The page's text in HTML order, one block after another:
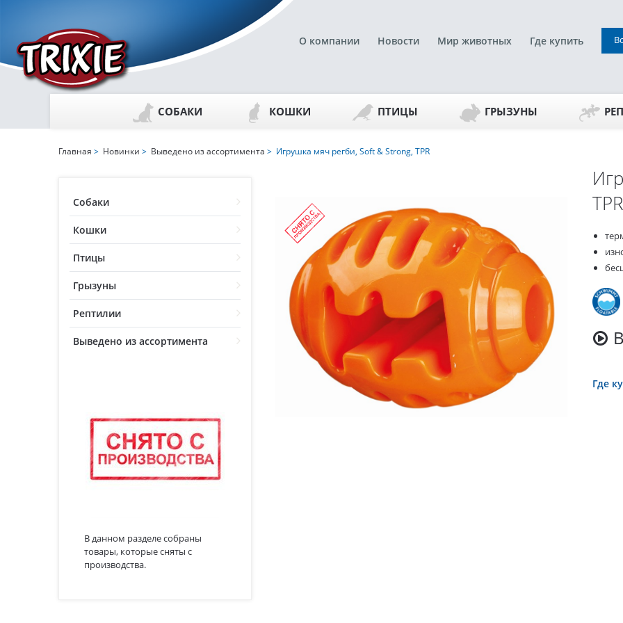
О компании Новости Мир животных Где купить
СОБАКИ КОШКИ ПТИЦЫ ГРЫЗУНЫ
Собаки
Кошки
Птицы
Грызуны
Рептилии
Выведено из ассортимента
В данном разделе собраны
товары, которые сняты с
производства.
Главная > Новинки > Выведено из ассортимента > Игрушка мяч регби, Soft & Strong, TPR
TPR
Где